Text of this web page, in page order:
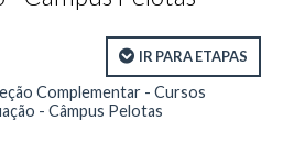
IR PARA ETAPAS
Complementar - Cursos
- Câmpus Pelotas